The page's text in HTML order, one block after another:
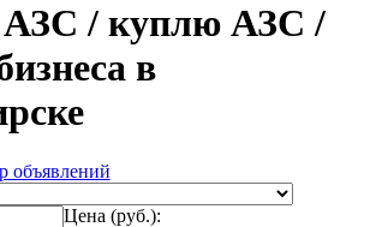
/ куплю АЗС /
в
объявлений
Цена (руб.):